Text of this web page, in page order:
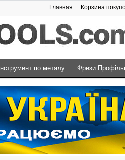
Главная Корзина
Інструмент по металу Фрези